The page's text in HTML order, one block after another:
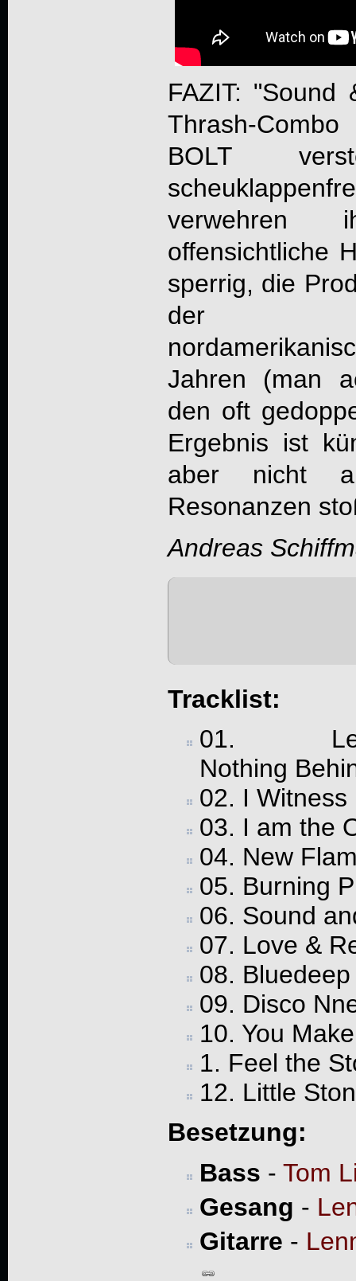
FAZIT: "Sound
Thrash-
BOLT
verwehren
offensichtliche
sperrig, die
der
Jahren (man
den oft
Ergebnis ist
aber nicht
Resonanzen
Andreas
Tracklist:
01.
Nothing
02. I Witness
03. I am the
04. New
05. Burning
06. Sound
07. Love &
08. Bluedeep
09. Disco
10. You
1. Feel the
12. Little
Besetzung:
Bass - Tom
Gesang -
Gitarre -